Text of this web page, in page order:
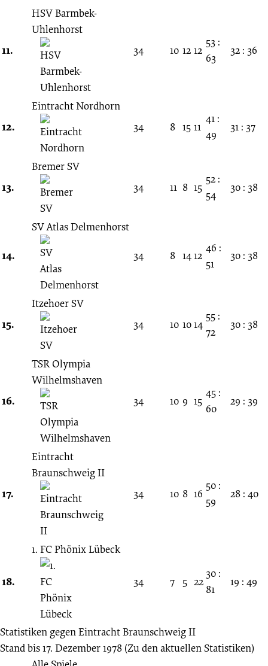
11.
HSV Barmbek-
Uhlenhorst
34
10 12 12
53 :
63
32 : 36
12.
Eintracht Nordhorn
34
8 15 11
41 :
49
31 : 37
13.
Bremer SV
34
11 8 15
52 :
54
30 : 38
14.
SV Atlas Delmenhorst
34 8 1412
46 :
51
30 : 38
15.
Itzehoer SV
34
10 1014
55 :
72
30 : 38
16.
TSR Olympia
Wilhelmshaven
34
10 9 15
45 :
60
29 : 39
17.
Eintracht
Braunschweig II
34
10 8 16
50 :
59
28 : 40
18.
1. FC Phönix Lübeck
34 7 5 22
30 :
81
19 : 49
Statistiken gegenEintracht Braunschweig II
Stand bis 17. Dezember 1978 (Zu den aktuellen Statistiken)